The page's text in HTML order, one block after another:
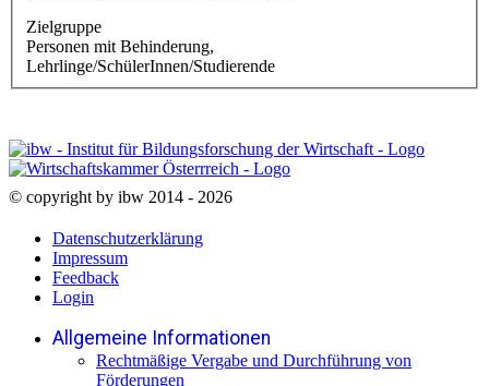
Zielgruppe
Personen mit Behinderung,
Lehrlinge/SchülerInnen/Studierende
© copyright by ibw 2014 - 2026
Datenschutzerklärung
Impressum
Feedback
Login
Allgemeine Informationen
Rechtmäßige Vergabe und Durchführung von
Förderungen